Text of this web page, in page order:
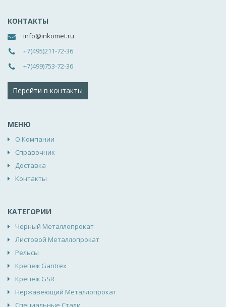
КОНТАКТЫ
info@inkomet.ru
+7(495)211-72-36
+7(499)753-72-36
Перейти в контакты
МЕНЮ
О Компании
Справочник
Доставка
Контакты
КАТЕГОРИИ
Черный Металлопрокат
Листовой Металлопрокат
Рельсы
Крепеж Gantrex
Крепеж GSR
Нержавеющий Металлопрокат
Специальные Стали